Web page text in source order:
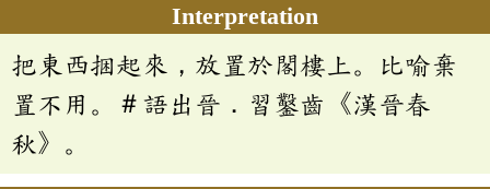
Interpretation
把東西捆起來，放置於閣樓上。比喻棄
置不用。＃語出晉．習鑿齒《漢晉春
秋》。